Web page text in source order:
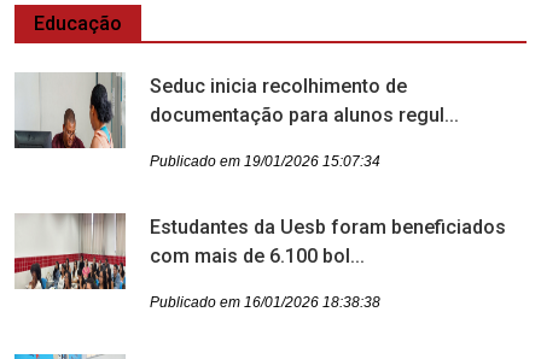
Educação
Seduc inicia recolhimento de
documentação para alunos regul...
Publicado em 19/01/2026 15:07:34
Estudantes da Uesb foram beneficiados
com mais de 6.100 bol...
Publicado em 16/01/2026 18:38:38